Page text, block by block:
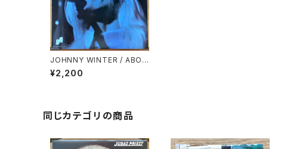
JOHNNY WINTER / ABOU
T BLUES
¥2,200
同じカテゴリの商品